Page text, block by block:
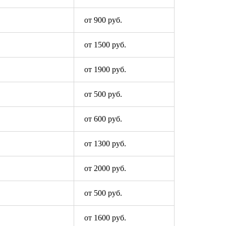
от 900 руб.
от 1500 руб.
от 1900 руб.
от 500 руб.
от 600 руб.
от 1300 руб.
от 2000 руб.
от 500 руб.
от 1600 руб.